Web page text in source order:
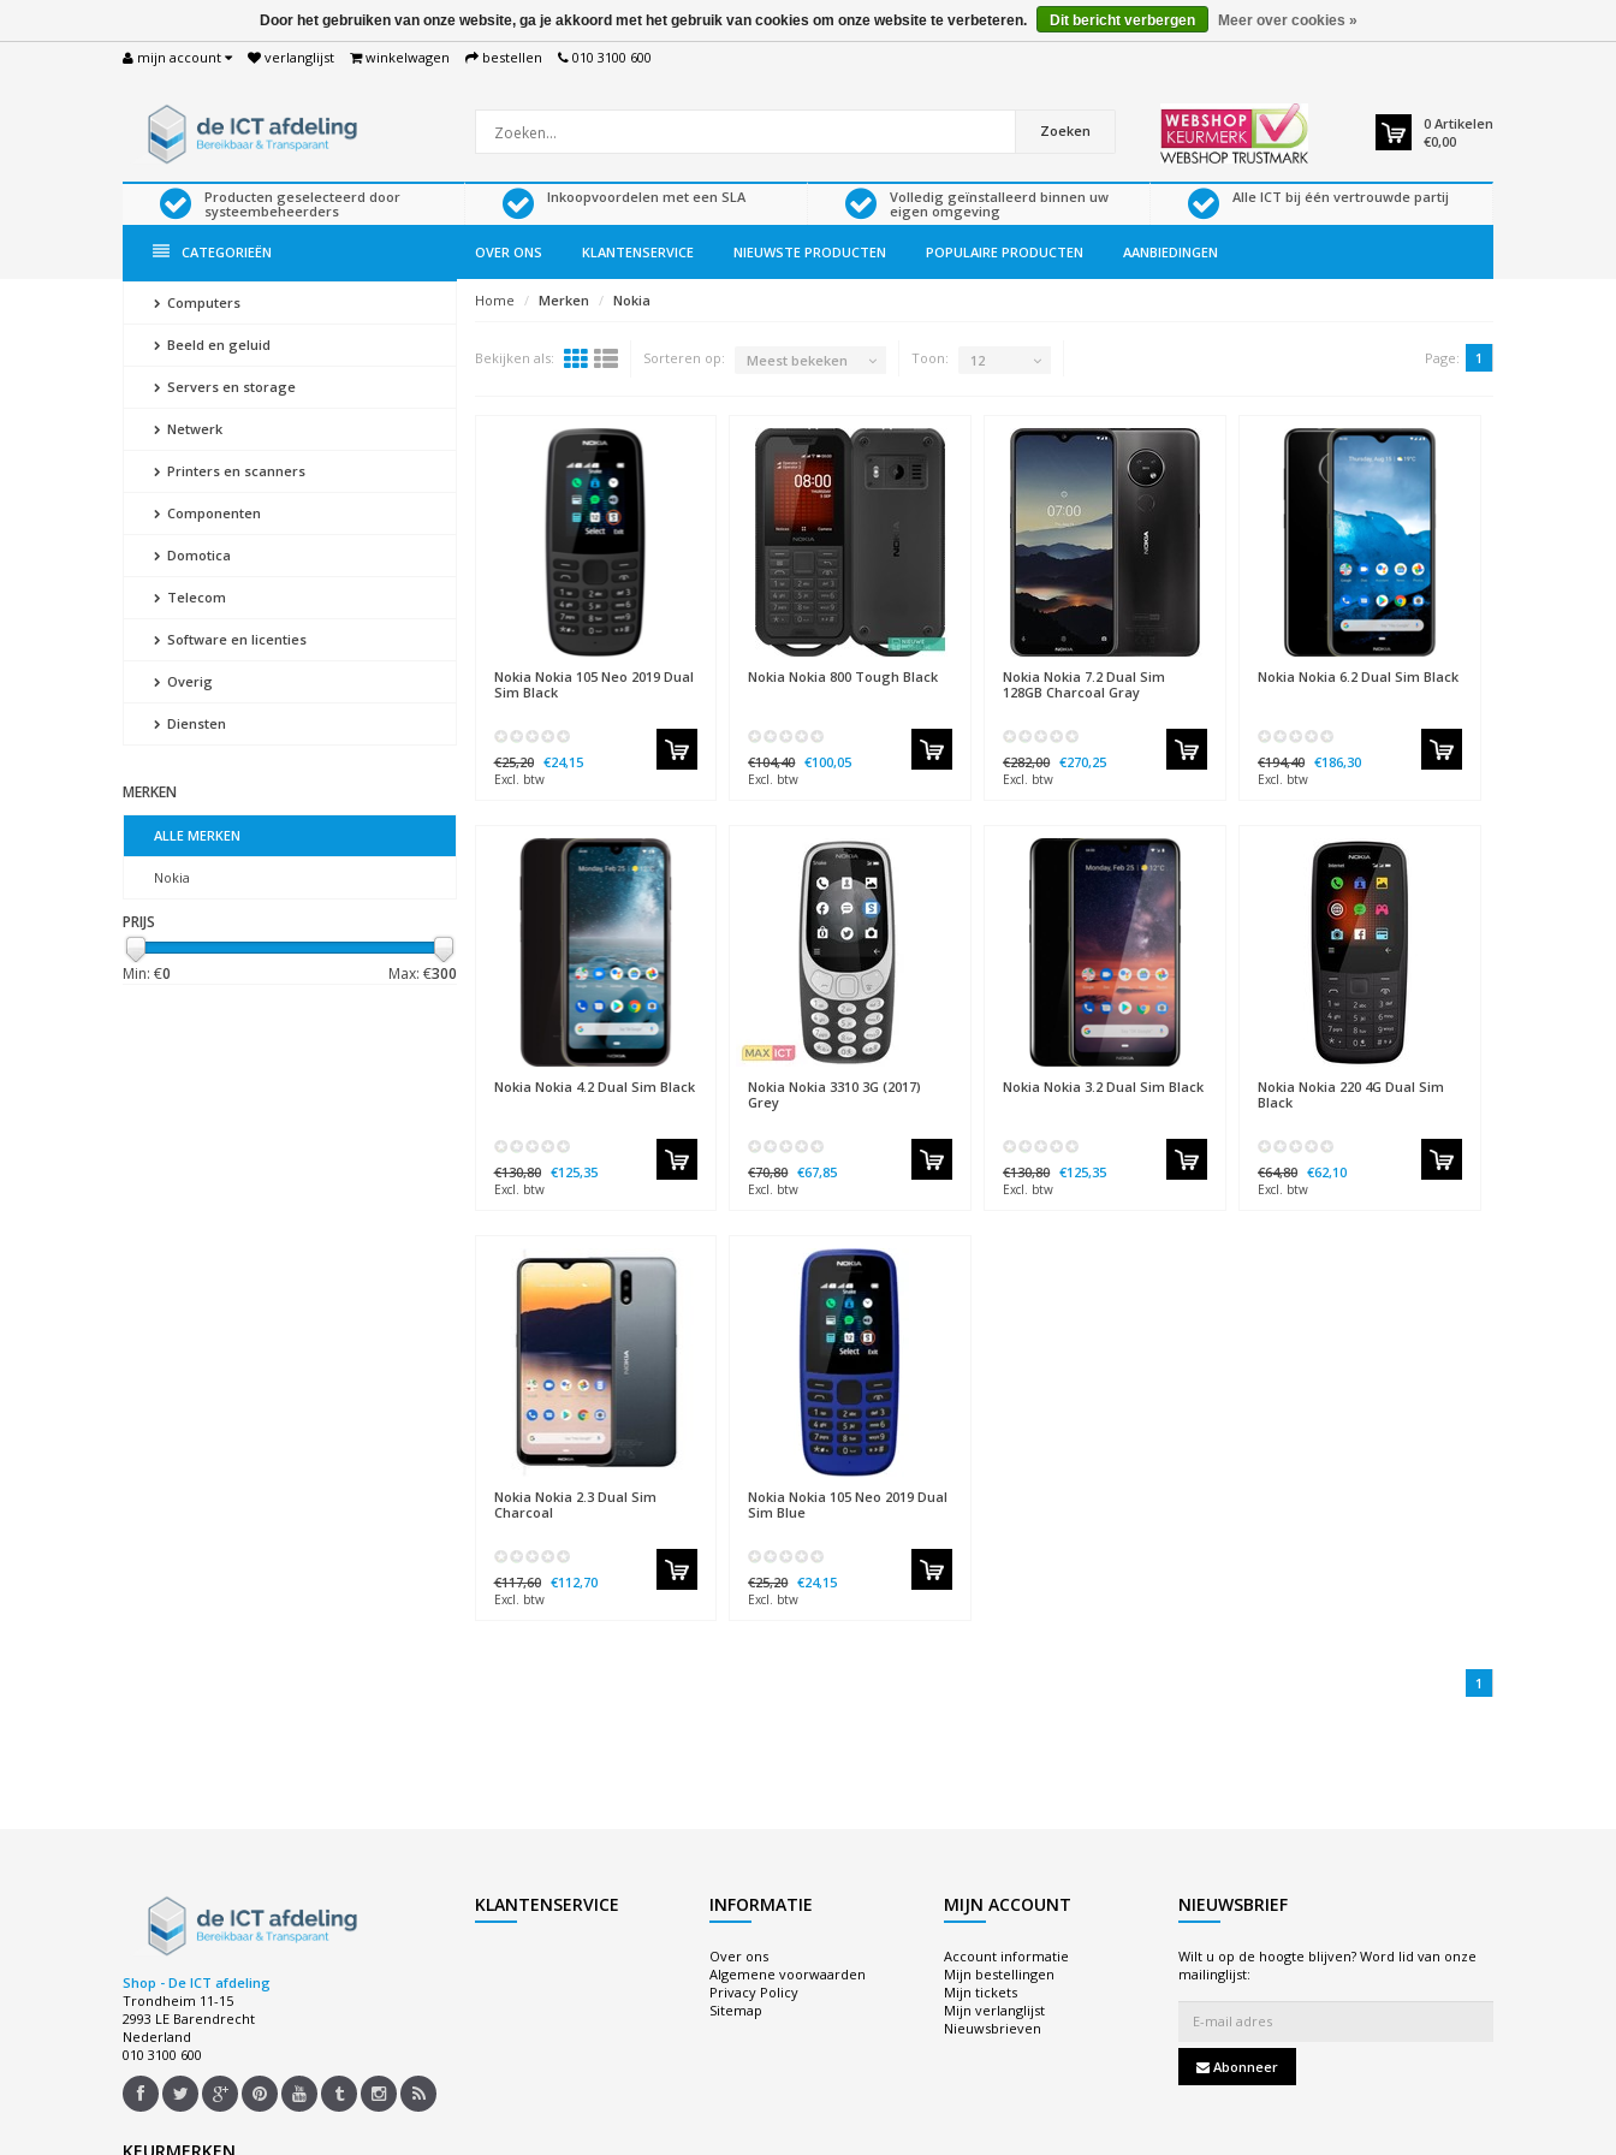
mijn account verlanglijst winkelwagen bestellen 010 3100 600
Zoeken 0 Artikelen
€0,00
Producten geselecteerd door
systeembeheerders
Inkoopvoordelen met een SLA
Volledig geïnstalleerd binnen uw
eigen omgeving
Alle ICT bij één vertrouwde partij
CATEGORIEËN OVER ONS KLANTENSERVICE NIEUWSTE PRODUCTEN POPULAIRE PRODUCTEN AANBIEDINGEN
Computers
Beeld en geluid
Servers en storage
Netwerk
Printers en scanners
Componenten
Domotica
Telecom
Software en licenties
Overig
Diensten
MERKEN
ALLE MERKEN
Nokia
PRIJS
Min: €0 Max: €300
Home Merken Nokia
Bekijken als: Sorteren op: Meest bekeken Toon: 12 Page: 1
Nokia Nokia 105 Neo 2019 Dual
Sim Black
€25,20 €24,15
Excl. btw
Nokia Nokia 800 Tough Black
€104,40 €100,05
Excl. btw
Nokia Nokia 7.2 Dual Sim
128GB Charcoal Gray
€282,00 €270,25
Excl. btw
Nokia Nokia 6.2 Dual Sim Black
€194,40 €186,30
Excl. btw
Nokia Nokia 4.2 Dual Sim Black
€130,80 €125,35
Excl. btw
Nokia Nokia 3310 3G (2017)
Grey
€70,80 €67,85
Excl. btw
Nokia Nokia 3.2 Dual Sim Black
€130,80 €125,35
Excl. btw
Nokia Nokia 220 4G Dual Sim
Black
€64,80 €62,10
Excl. btw
Nokia Nokia 2.3 Dual Sim
Charcoal
€117,60 €112,70
Excl. btw
Nokia Nokia 105 Neo 2019 Dual
Sim Blue
€25,20 €24,15
Excl. btw
1
Shop - De ICT afdeling
Trondheim 11-15
2993 LE Barendrecht
Nederland
010 3100 600
KLANTENSERVICE INFORMATIE
Over ons
Algemene voorwaarden
Privacy Policy
Sitemap
MIJN ACCOUNT
Account informatie
Mijn bestellingen
Mijn tickets
Mijn verlanglijst
Nieuwsbrieven
NIEUWSBRIEF
Wilt u op de hoogte blijven? Word lid van onze
mailinglijst:
Abonneer
KEURMERKEN
Door het gebruiken van onze website, ga je akkoord met het gebruik van cookies om onze website te verbeteren. Dit bericht verbergen Meer over cookies »